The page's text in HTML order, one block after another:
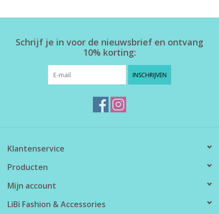
Home deco
SALE
Schrijf je in voor de nieuwsbrief en ontvang
10% korting:
INSCHRIJVEN
Klantenservice
Producten
Mijn account
LiBi Fashion & Accessories